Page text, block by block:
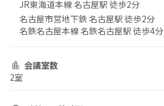
JR東海道本線 名古屋駅 徒歩2分
名古屋市営地下鉄 名古屋駅 徒歩2分
名鉄名古屋本線 名鉄名古屋駅 徒歩4分
会議室数
2室